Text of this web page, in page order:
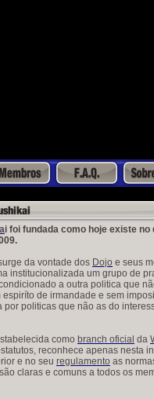
i foi fundada como hoje existe no
da vontade dos Dojo e seus
institucionalizada um grupo de
a outra politica que
de irmandade e sem
por politicas que não as do
como branch oficial da
reconhece apenas nesta
e no seu regulamento as
claras e comuns a todos os